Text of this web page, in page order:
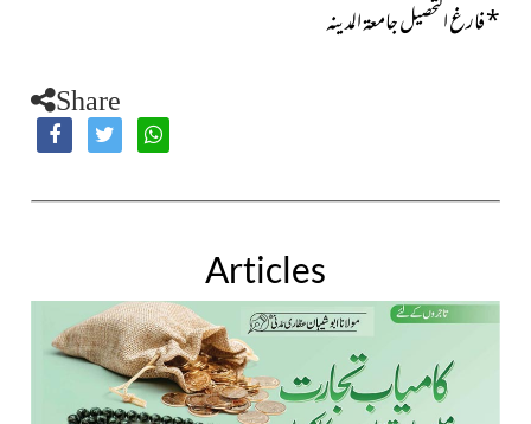
*فارغ التحصیل جامعۃ المدینہ
Share
Articles